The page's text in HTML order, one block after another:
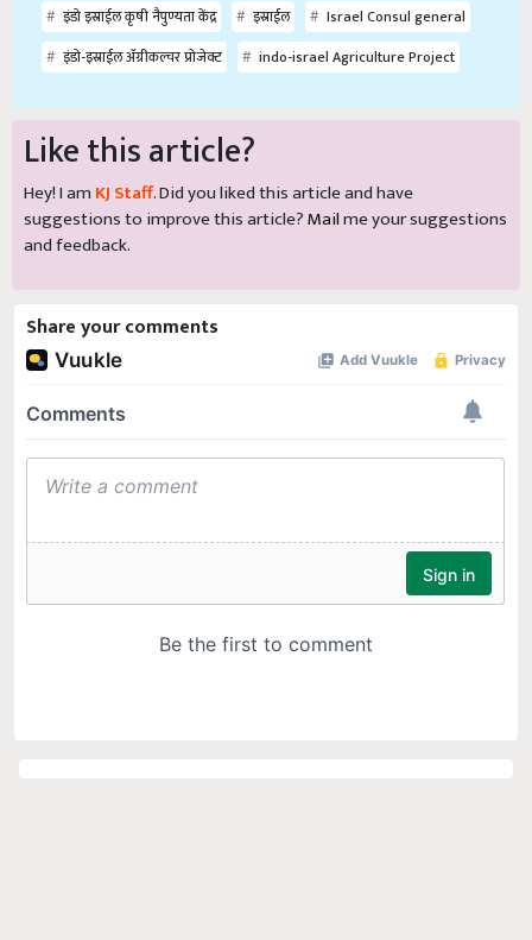
इंडो इस्राईल कृषी नैपुण्यता केंद्र
इस्राईल
Israel Consul general
इंडो-इस्राईल ॲग्रीकल्चर प्रोजेक्ट
indo-israel Agriculture Project
Like this article?
Hey! I am KJ Staff. Did you liked this article and have
suggestions to improve this article?Mailme your suggestions
and feedback.
Share your comments